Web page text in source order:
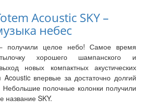
Acoustic SKY –
небес
получили целое небо! Самое время
хорошего шампанского и
новых компактных акустических
впервые за достаточно долгий
Небольшие полочные колонки получили
SKY.